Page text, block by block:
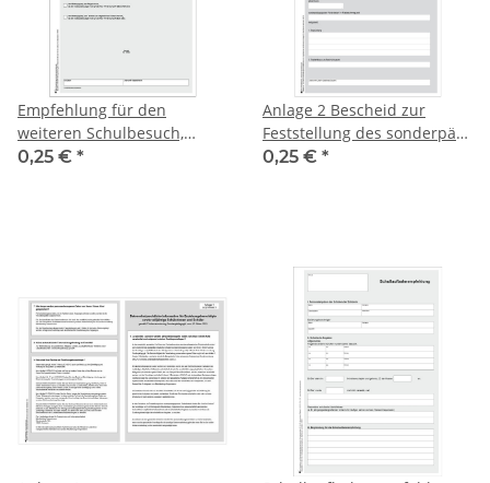
Empfehlung für den
weiteren Schulbesuch,
Freistaat Thüringen
0,25 € *
Anlage 2 Bescheid zur
Feststellung des sonderpäd.
Förderbedarfs M-V
0,25 € *